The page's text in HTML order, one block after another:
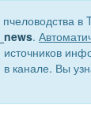
в
.
канале. Вы